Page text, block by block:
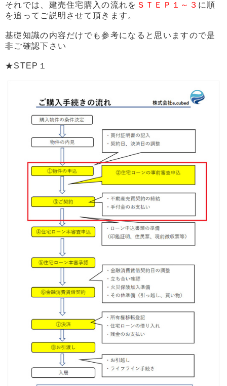
それでは、建売住宅購入の流れを ＳＴＥＰ１～３ に順
を追ってご説 明させて頂きます。
基礎知識の内容だけでも参考になると思いますので是
非ご確認下さ い
★STEP１